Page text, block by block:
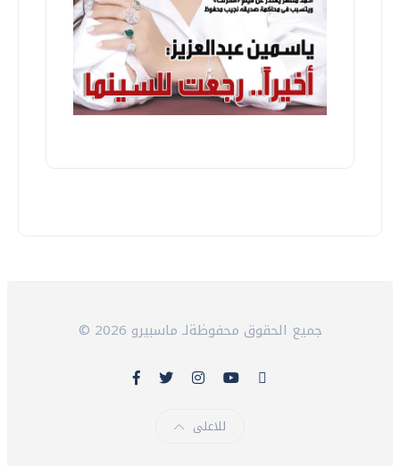
© 2026 جميع الحقوق محفوظةلـ ماسبيرو
للاعلى